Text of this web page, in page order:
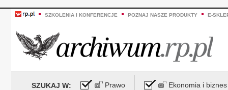
SZKOLENIA I KONFERENCJE POZNAJ NASZE PRODUKTY E-
SZUKAJ W: Prawo Ekonomia i biznes